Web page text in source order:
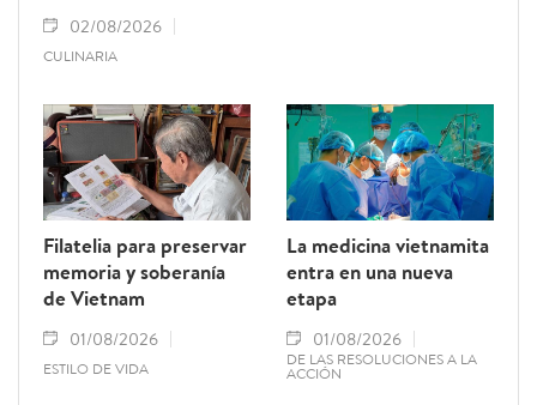
02/08/2026
CULINARIA
Filatelia para preservar
memoria y soberanía
de Vietnam
01/08/2026
ESTILO DE VIDA
La medicina vietnamita
entra en una nueva
etapa
01/08/2026
DE LAS RESOLUCIONES A LA
ACCIÓN